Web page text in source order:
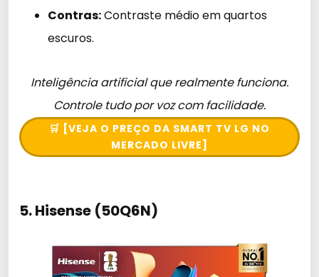
Contras:Contraste médio em quartos
escuros.
Inteligência artificial que realmente funciona.
Controle tudo por voz com facilidade.
🛒 [VEJA O PREÇO DA SMART TV LG NO
MERCADO LIVRE]
5. Hisense (50Q6N)